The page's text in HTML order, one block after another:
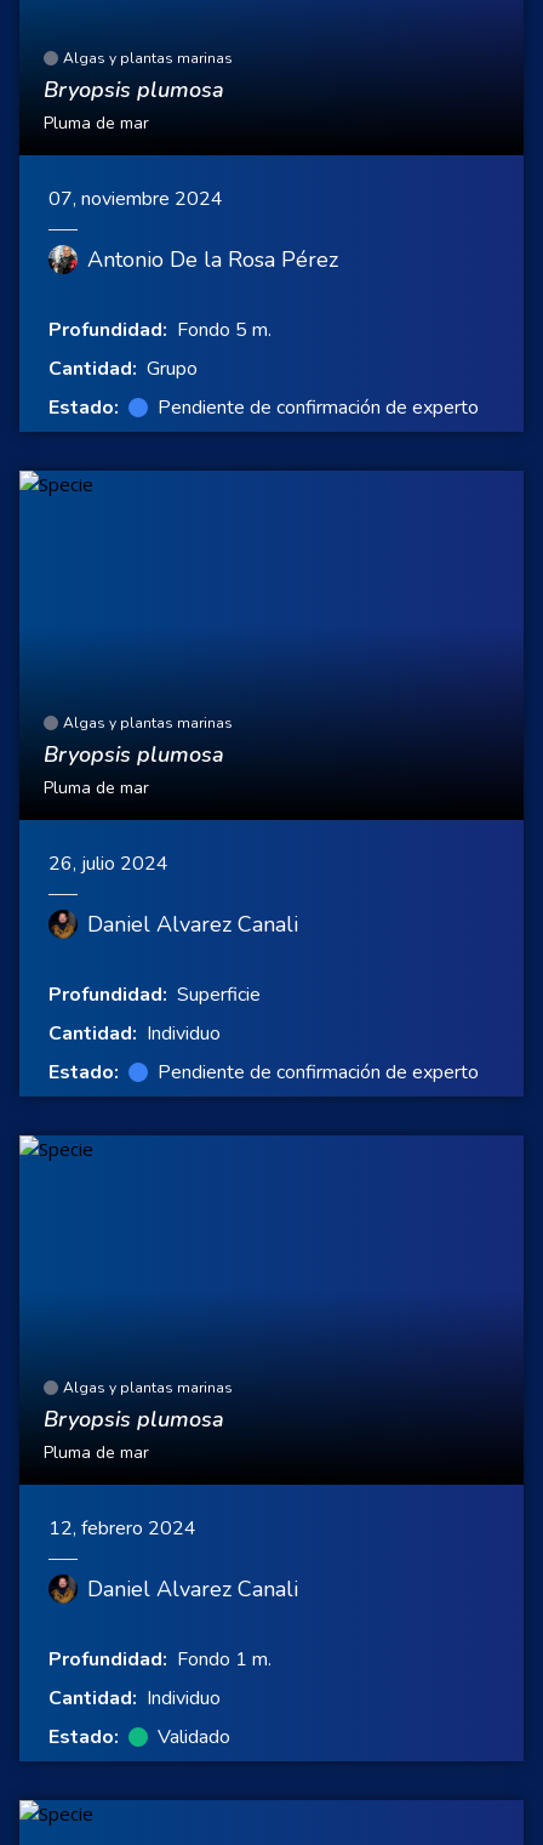
Algas y plantas marinas
Bryopsis plumosa
Pluma de mar
07, noviembre 2024
Antonio De la Rosa Pérez
Profundidad: Fondo 5 m.
Cantidad: Grupo
Estado:
Pendiente de confirmación de experto
Algas y plantas marinas
Bryopsis plumosa
Pluma de mar
26, julio 2024
Daniel Alvarez Canali
Profundidad: Superficie
Cantidad: Individuo
Estado:
Pendiente de confirmación de experto
Algas y plantas marinas
Bryopsis plumosa
Pluma de mar
12, febrero 2024
Daniel Alvarez Canali
Profundidad: Fondo 1 m.
Cantidad: Individuo
Estado:
Validado